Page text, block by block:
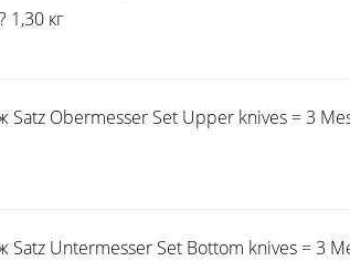
1,30 кг
Satz Obermesser Set Upper knives = 3
Satz Untermesser Set Bottom knives = 3